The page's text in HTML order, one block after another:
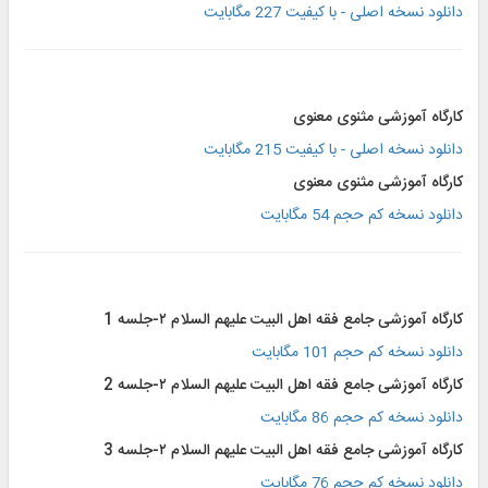
دانلود نسخه اصلی - با کیفیت 227 مگابایت
کارگاه آموزشی مثنوی معنوی
دانلود نسخه اصلی - با کیفیت 215 مگابایت
کارگاه آموزشی مثنوی معنوی
دانلود نسخه کم حجم 54 مگابایت
کارگاه آموزشی جامع فقه اهل البیت علیهم السلام ۲-جلسه 1
دانلود نسخه کم حجم 101 مگابایت
کارگاه آموزشی جامع فقه اهل البیت علیهم السلام ۲-جلسه 2
دانلود نسخه کم حجم 86 مگابایت
کارگاه آموزشی جامع فقه اهل البیت علیهم السلام ۲-جلسه 3